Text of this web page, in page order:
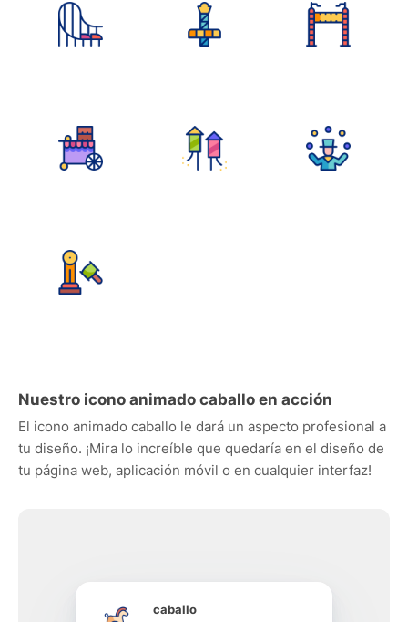
Nuestro icono animado caballo en acción
El icono animado caballo le dará un aspecto profesional a
tu diseño. ¡Mira lo increíble que quedaría en el diseño de
tu página web, aplicación móvil o en cualquier interfaz!
caballo